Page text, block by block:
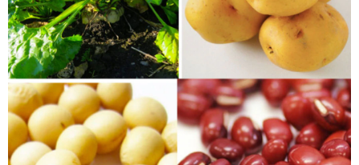
製品一覧
会社情報
採用情報
更新履歴
製品紹介ブログ